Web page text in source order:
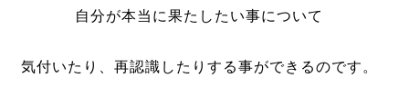
自分が本当に果たしたい事について
気付いたり、再認識したりする事ができるのです。